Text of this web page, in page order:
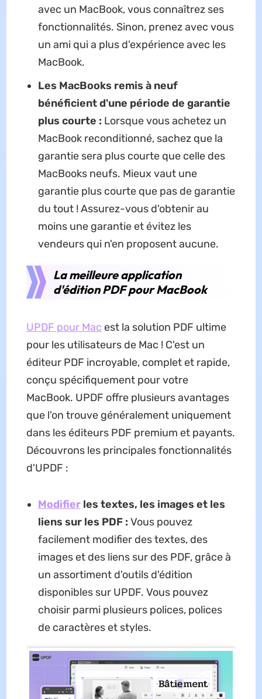
avec un MacBook, vous connaîtrez ses
fonctionnalités. Sinon, prenez avec vous
un ami qui a plus d'expérience avec les
MacBook.
Les MacBooks remis à neuf
bénéficient d'une période de garantie
plus courte : Lorsque vous achetez un
MacBook reconditionné, sachez que la
garantie sera plus courte que celle des
MacBooks neufs. Mieux vaut une
garantie plus courte que pas de garantie
du tout ! Assurez-vous d'obtenir au
moins une garantie et évitez les
vendeurs qui n'en proposent aucune.
La meilleure application
d'édition PDF pour MacBook
UPDF pour Mac est la solution PDF ultime
pour les utilisateurs de Mac ! C'est un
éditeur PDF incroyable, complet et rapide,
conçu spécifiquement pour votre
MacBook. UPDF offre plusieurs avantages
que l'on trouve généralement uniquement
dans les éditeurs PDF premium et payants.
Découvrons les principales fonctionnalités
d'UPDF :
Modifierles textes, les images et les
liens sur les PDF : Vous pouvez
facilement modifier des textes, des
images et des liens sur des PDF, grâce à
un assortiment d'outils d'édition
disponibles sur UPDF. Vous pouvez
choisir parmi plusieurs polices, polices
de caractères et styles.